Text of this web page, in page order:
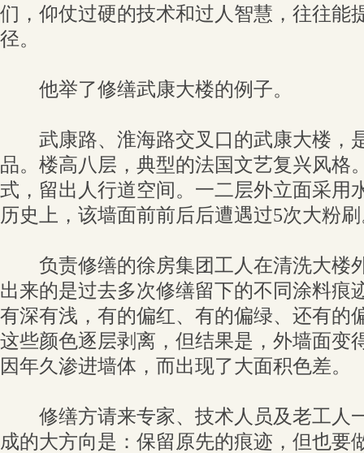
们，仰仗过硬的技术和过人智慧，往往能
径。
他举了修缮武康大楼的例子。
武康路、淮海路交叉口的武康大楼，
品。楼高八层，典型的法国文艺复兴风格
式，留出人行道空间。一二层外立面采用
历史上，该墙面前前后后遭遇过5次大粉
负责修缮的徐房集团工人在清洗大楼
出来的是过去多次修缮留下的不同涂料痕
有深有浅，有的偏红、有的偏绿、还有的
这些颜色逐层剥离，但结果是，外墙面变
因年久渗进墙体，而出现了大面积色差。
修缮方请来专家、技术人员及老工人
成的大方向是：保留原先的痕迹，但也要